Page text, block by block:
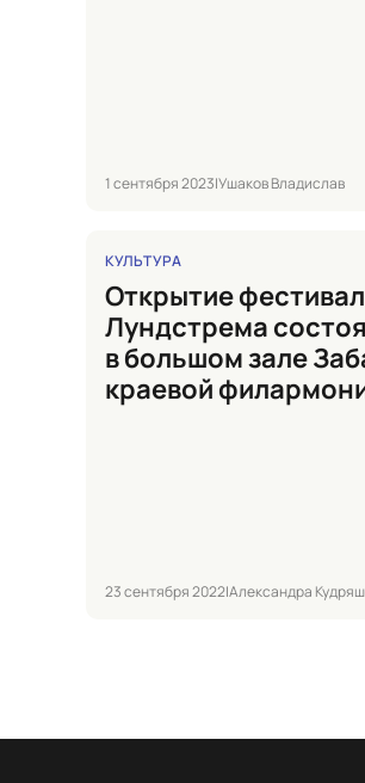
1 сентября 2023|Ушаков Владислав
КУЛЬТУРА
Открытие фестиваля Олега
Лундстрема
в большом зале
краевой
23 сентября 2022|Александра